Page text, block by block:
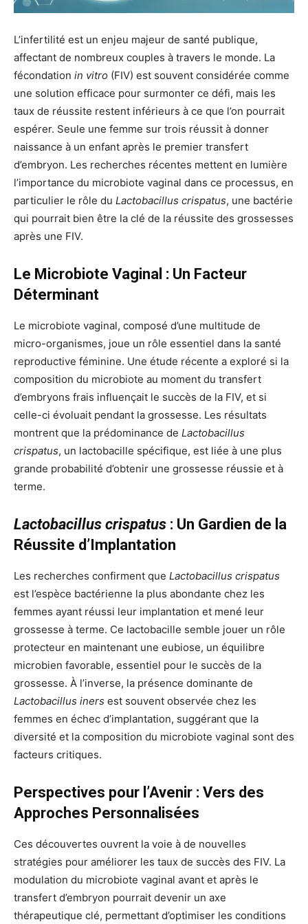
L’infertilité est un enjeu majeur de santé publique,
affectant de nombreux couples à travers le monde. La
fécondation in vitro (FIV) est souvent considérée comme
une solution efficace pour surmonter ce défi, mais les
taux de réussite restent inférieurs à ce que l’on pourrait
espérer. Seule une femme sur trois réussit à donner
naissance à un enfant après le premier transfert
d’embryon. Les recherches récentes mettent en lumière
l’importance du microbiote vaginal dans ce processus, en
particulier le rôle du Lactobacillus crispatus, une bactérie
qui pourrait bien être la clé de la réussite des grossesses
après une FIV.
Le Microbiote Vaginal : Un Facteur
Déterminant
Le microbiote vaginal, composé d’une multitude de
micro-organismes, joue un rôle essentiel dans la santé
reproductive féminine. Une étude récente a exploré si la
composition du microbiote au moment du transfert
d’embryons frais influençait le succès de la FIV, et si
celle-ci évoluait pendant la grossesse. Les résultats
montrent que la prédominance de Lactobacillus
crispatus, un lactobacille spécifique, est liée à une plus
grande probabilité d’obtenir une grossesse réussie et à
terme.
Lactobacillus crispatus : Un Gardien de la
Réussite d’Implantation
Les recherches confirment que Lactobacillus crispatus
est l’espèce bactérienne la plus abondante chez les
femmes ayant réussi leur implantation et mené leur
grossesse à terme. Ce lactobacille semble jouer un rôle
protecteur en maintenant une eubiose, un équilibre
microbien favorable, essentiel pour le succès de la
grossesse. À l’inverse, la présence dominante de
Lactobacillus iners est souvent observée chez les
femmes en échec d’implantation, suggérant que la
diversité et la composition du microbiote vaginal sont des
facteurs critiques.
Perspectives pour l’Avenir : Vers des
Approches Personnalisées
Ces découvertes ouvrent la voie à de nouvelles
stratégies pour améliorer les taux de succès des FIV. La
modulation du microbiote vaginal avant et après le
transfert d’embryon pourrait devenir un axe
thérapeutique clé, permettant d’optimiser les conditions